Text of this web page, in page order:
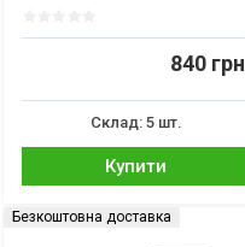
840 грн
Склад: 5 шт.
Купити
Безкоштовна доставка